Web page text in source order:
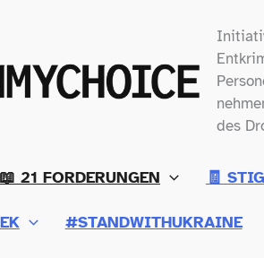
des
📖 21 FORDERUNGEN 🧾
#STANDWITHUKRAINE